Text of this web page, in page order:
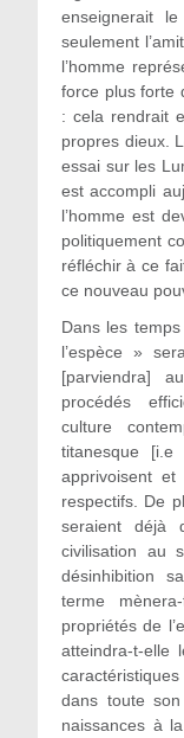
enseignerait
seulement
l’homme
force plus forte
: cela rendrait
propres dieux.
essai sur les
est accompli
l’homme est
politiquement
réfléchir à ce
ce nouveau
Dans les
l’espèce »
[parviendra]
procédés
culture
titanesque [i.e
apprivoisent
respectifs. De
seraient déjà
civilisation au
désinhibition
terme
propriétés de
atteindra-t-elle
dans toute
naissances à